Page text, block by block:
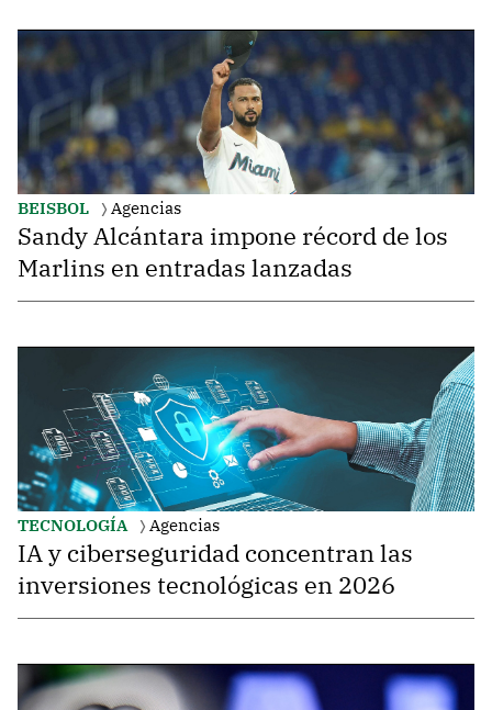
BEISBOL Agencias
Sandy Alcántara impone récord de los
Marlins en entradas lanzadas
TECNOLOGÍA Agencias
IA y ciberseguridad concentran las
inversiones tecnológicas en 2026